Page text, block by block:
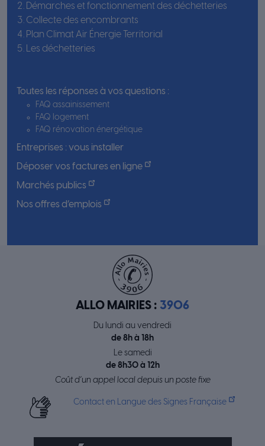
Démarches et fonctionnement des déchetteries
Collecte des encombrants
Plan Climat Air Énergie Territorial
Les déchetteries
Toutes les réponses à vos questions :
FAQ assainissement
FAQ logement
FAQ rénovation énergétique
Entreprises : vous installer
Déposer vos factures en ligne
Marchés publics
Nos offres d’emplois
ALLO MAIRIES : 3906
Du lundi au vendredi
de 8h à 18h
Le samedi
de 8h30 à 12h
Coût d’un appel local depuis un poste fixe
Contact en Langue des Signes Française